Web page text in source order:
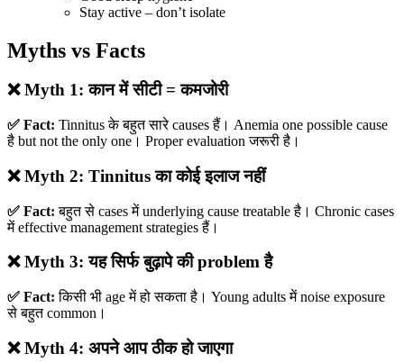
Stay active – don’t isolate
Myths vs Facts
❌ Myth 1: कान में सीटी = कमजोरी
✅ Fact: Tinnitus के बहुत सारे causes हैं। Anemia one possible cause
है but not the only one। Proper evaluation जरूरी है।
❌ Myth 2: Tinnitus का कोई इलाज नहीं
✅ Fact: बहुत से cases में underlying cause treatable है। Chronic cases
में effective management strategies हैं।
❌ Myth 3: यह सिर्फ बुढ़ापे की problem है
✅ Fact: किसी भी age में हो सकता है। Young adults में noise exposure
से बहुत common।
❌ Myth 4: अपने आप ठीक हो जाएगा